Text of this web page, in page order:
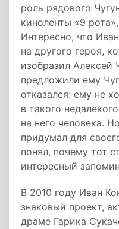
роль рядового
киноленты «9
Интересно, что
на другого героя,
изобразил
предложили ему
отказался: ему не
в такого
на него человека.
придумал для
понял, почему тот
интересный
В 2010 году Иван
знаковый проект,
драме Гарика